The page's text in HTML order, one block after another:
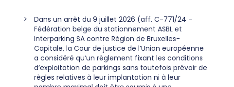
Dans un arrêt du 9 juillet 2026 (aff. C-771/24 –
Fédération belge du stationnement ASBL et
Interparking SA contre Région de Bruxelles-
Capitale, la Cour de justice de l’Union européenne
a considéré qu’un règlement fixant les conditions
d’exploitation de parkings sans toutefois prévoir de
règles relatives à leur implantation ni à leur